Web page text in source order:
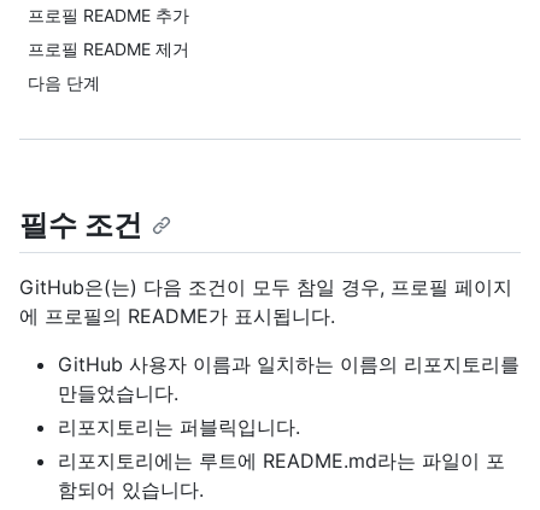
프로필 README 추가
프로필 README 제거
다음 단계
필수 조건
GitHub은(는) 다음 조건이 모두 참일 경우, 프로필 페이지
에 프로필의 README가 표시됩니다.
GitHub 사용자 이름과 일치하는 이름의 리포지토리를
만들었습니다.
리포지토리는 퍼블릭입니다.
리포지토리에는 루트에 README.md라는 파일이 포
함되어 있습니다.